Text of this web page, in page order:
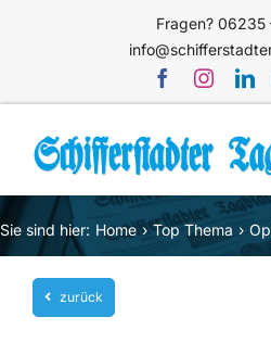
Fragen? 06235
Home
Themen
Blog
Sie sind hier: Home Top Thema
zurück